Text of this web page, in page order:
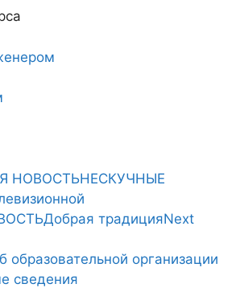
НОВОСТЬНЕСКУЧНЫЕ
Добрая традицияNext
образовательной организации
сведения